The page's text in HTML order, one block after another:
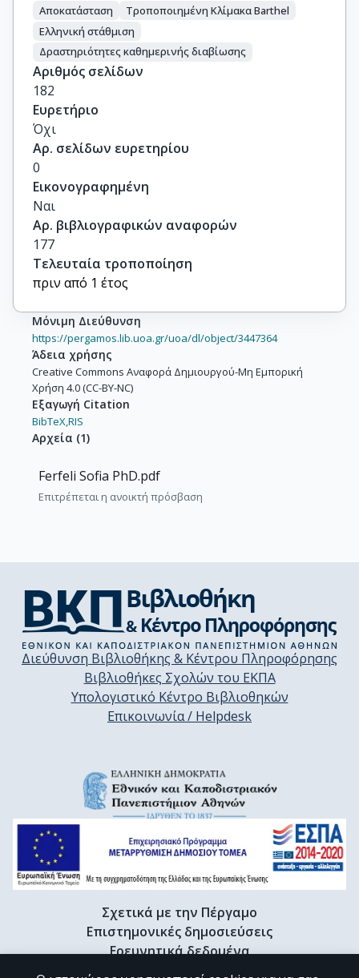
Αποκατάσταση
Τροποποιημένη Κλίμακα Barthel
Ελληνική στάθμιση
Δραστηριότητες καθημερινής διαβίωσης
Αριθμός σελίδων
182
Ευρετήριο
Όχι
Αρ. σελίδων ευρετηρίου
0
Εικονογραφημένη
Ναι
Αρ. βιβλιογραφικών αναφορών
177
Τελευταία τροποποίηση
πριν από 1 έτος
Μόνιμη Διεύθυνση
https://pergamos.lib.uoa.gr/uoa/dl/object/3447364
Άδεια χρήσης
Creative Commons Αναφορά Δημιουργού-Μη Εμπορική
Χρήση 4.0 (CC-BY-NC)
Εξαγωγή Citation
BibTeX,RIS
Αρχεία (1)
Ferfeli Sofia PhD.pdf
Επιτρέπεται η ανοικτή πρόσβαση
Διεύθυνση Βιβλιοθήκης & Κέντρου Πληροφόρησης
Βιβλιοθήκες Σχολών του ΕΚΠΑ
Υπολογιστικό Κέντρο Βιβλιοθηκών
Επικοινωνία / Helpdesk
Σχετικά με την Πέργαμο
Επιστημονικές δημοσιεύσεις
Ερευνητικά δεδομένα
Διδακτορικές διατριβές & Γκρίζα βιβλιογραφία